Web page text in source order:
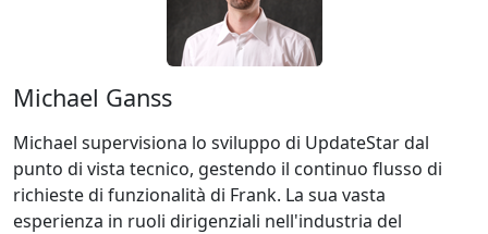
Michael Ganss
Michael supervisiona lo sviluppo di UpdateStar dal
punto di vista tecnico, gestendo il continuo flusso di
richieste di funzionalità di Frank. La sua vasta
esperienza in ruoli dirigenziali nell'industria del